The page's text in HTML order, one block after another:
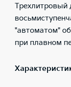
Трехлитровый
"автоматом"
при плавном